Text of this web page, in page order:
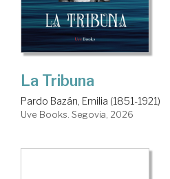
La Tribuna
Pardo Bazán, Emilia (1851-1921)
Uve Books. Segovia, 2026